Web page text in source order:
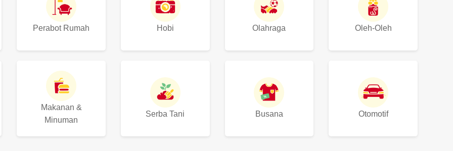
Perabot Rumah Hobi Olahraga Oleh-Oleh
Makanan &
Minuman
Serba Tani Busana Otomotif